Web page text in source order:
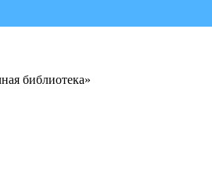
библиотека»